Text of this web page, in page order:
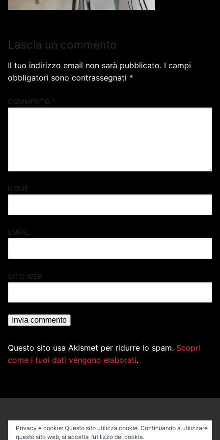
Lascia un commento
Il tuo indirizzo email non sarà pubblicato. I campi
obbligatori sono contrassegnati *
COMMENTO *
NOME
EMAIL
SITO WEB
Questo sito usa Akismet per ridurre lo spam. Scopri
come i tuoi dati vengono elaborati.
Privacy e cookie: Questo sito utilizza cookie. Continuando a utilizzare
questo sito web, si accetta l’utilizzo dei cookie.